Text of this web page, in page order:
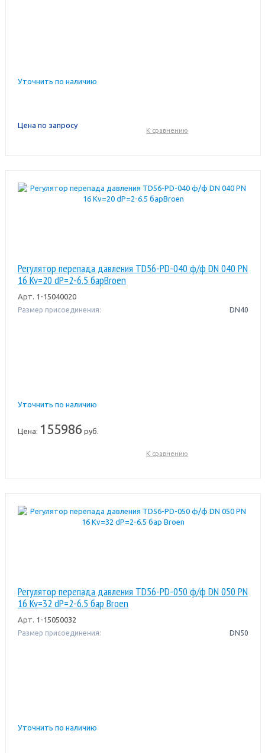
Уточнить по наличию
Цена по запросу
К сравнению
Регулятор перепада давления TD56-PD-040 ф/ф DN 040 PN
16 Kv=20 dP=2-6.5 барBroen
Арт. 1-15040020
Размер присоединения: DN40
Уточнить по наличию
Цена: 155986 руб.
К сравнению
Регулятор перепада давления TD56-PD-050 ф/ф DN 050 PN
16 Kv=32 dP=2-6.5 бар Broen
Арт. 1-15050032
Размер присоединения: DN50
Уточнить по наличию